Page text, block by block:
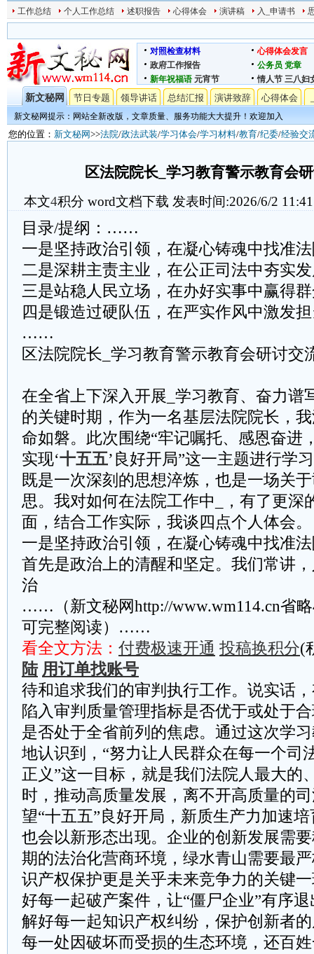
工作总结 个人工作总结 述职报告 心得体会 演讲稿 入_申请书
对照检查材料
心得体会发言
政府工作报告
公务员 党章
新年祝福语 元宵节 情人节 三八妇
新文秘网 节日专题 领导讲话 总结汇报 演讲致辞 心得体会
新文秘网提示：网站全新改版，文章质量、服务功能大大提升！欢迎加入
您的位置： 新文秘网>>法院/政法武装/学习体会/学习材料/教育/纪委/经验交
区法院院长_学习教育警示教育会
本文4积分 word文档下载 发表时间:2026/6/2
目录/提纲：……
一是坚持政治引领，在凝心铸魂中找准
二是深耕主责主业，在公正司法中夯实
三是站稳人民立场，在办好实事中赢得
四是锻造过硬队伍，在严实作风中激发
……
区法院院长_学习教育警示教育会研讨交
在全省上下深入开展_学习教育、奋力谱
的关键时期，作为一名基层法院院长，
命如磐。此次围绕“牢记嘱托、感恩奋进
实现‘十五五’良好开局”这一主题进行学
既是一次深刻的思想淬炼，也是一场关
思。我对如何在法院工作中_，有了更深
面，结合工作实际，我谈四点个人体会。
一是坚持政治引领，在凝心铸魂中找准
首先是政治上的清醒和坚定。我们常讲
治
……（新文秘网http://www.wm114.cn省
可完整阅读）……
看全文方法： 付费极速开通 投稿换积分(
陆 用订单找账号
待和追求我们的审判执行工作。说实话
陷入审判质量管理指标是否优于或处于
是否处于全省前列的焦虑。通过这次学
地认识到，“努力让人民群众在每一个司
正义”这一目标，就是我们法院人最大的
时，推动高质量发展，离不开高质量的
望“十五五”良好开局，新质生产力加速
也会以新形态出现。企业的创新发展需
期的法治化营商环境，绿水青山需要最
识产权保护更是关乎未来竞争力的关键
好每一起破产案件，让“僵尸企业”有序
解好每一起知识产权纠纷，保护创新者
每一处因破坏而受损的生态环境，还百